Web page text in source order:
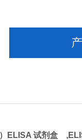
ELISA 试剂盒 ,